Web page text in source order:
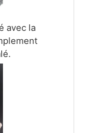
avec la